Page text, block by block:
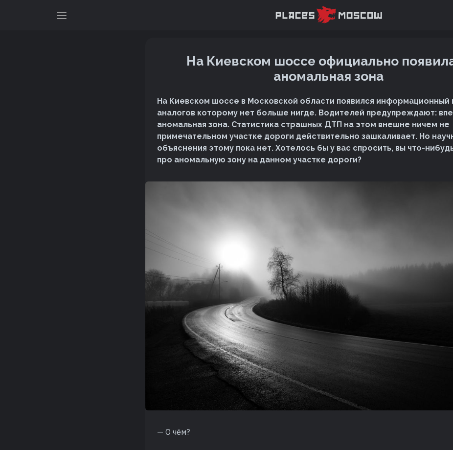
На Киевском шоссе официально
аномальная зона
На Киевском шоссе в Московской области появился информационный
аналогов которому нет больше нигде. Водителей предупреждают:
аномальная зона. Статистика страшных ДТП на этом внешне ничем не
примечательном участке дороги действительно зашкаливает. Но
объяснения этому пока нет. Хотелось бы у вас спросить, вы что-
про аномальную зону на данном участке дороги?
— О чём?